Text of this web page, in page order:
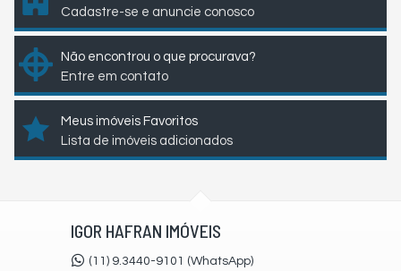
Cadastre-se e anuncie conosco
Não encontrou o que procurava?
Entre em contato
Meus imóveis Favoritos
Lista de imóveis adicionados
IGOR HAFRAN IMÓVEIS
(11) 9.3440-9101 (WhatsApp)